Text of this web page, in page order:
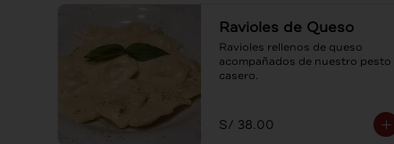
Ravioles de Queso
Ravioles rellenos de queso
acompañados de nuestro pesto
casero.
S/ 38.00